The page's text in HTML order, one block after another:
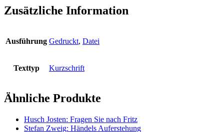
Zusätzliche Information
Ausführung Gedruckt, Datei
Texttyp Kurzschrift
Ähnliche Produkte
Husch Josten: Fragen Sie nach Fritz
Stefan Zweig: Händels Auferstehung